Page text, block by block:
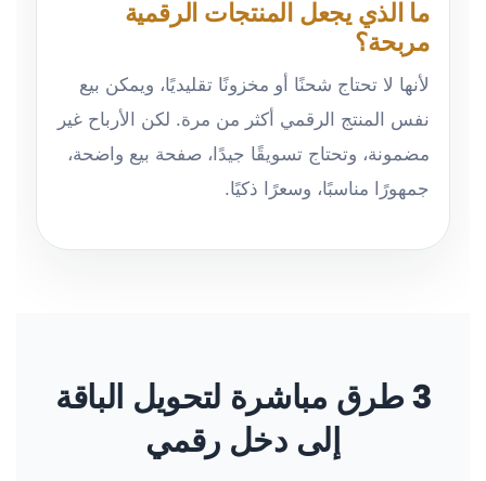
ما الذي يجعل المنتجات الرقمية
مربحة؟
لأنها لا تحتاج شحنًا أو مخزونًا تقليديًا، ويمكن بيع
نفس المنتج الرقمي أكثر من مرة. لكن الأرباح غير
مضمونة، وتحتاج تسويقًا جيدًا، صفحة بيع واضحة،
جمهورًا مناسبًا، وسعرًا ذكيًا.
3 طرق مباشرة لتحويل الباقة
إلى دخل رقمي